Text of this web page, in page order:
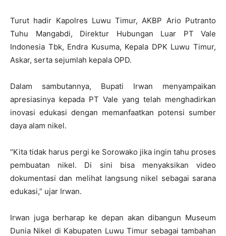
Turut hadir Kapolres Luwu Timur, AKBP Ario Putranto
Tuhu Mangabdi, Direktur Hubungan Luar PT Vale
Indonesia Tbk, Endra Kusuma, Kepala DPK Luwu Timur,
Askar, serta sejumlah kepala OPD.
Dalam sambutannya, Bupati Irwan menyampaikan
apresiasinya kepada PT Vale yang telah menghadirkan
inovasi edukasi dengan memanfaatkan potensi sumber
daya alam nikel.
“Kita tidak harus pergi ke Sorowako jika ingin tahu proses
pembuatan nikel. Di sini bisa menyaksikan video
dokumentasi dan melihat langsung nikel sebagai sarana
edukasi,” ujar Irwan.
Irwan juga berharap ke depan akan dibangun Museum
Dunia Nikel di Kabupaten Luwu Timur sebagai tambahan